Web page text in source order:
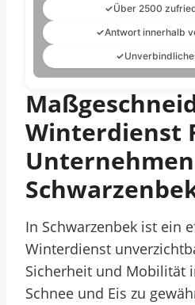
✓Über 2500
✓Antwort innerhalb
✓
Winterdienst
In Schwarzenbek ist ein
Winterdienst
Sicherheit und Mobilität
Schnee und Eis zu